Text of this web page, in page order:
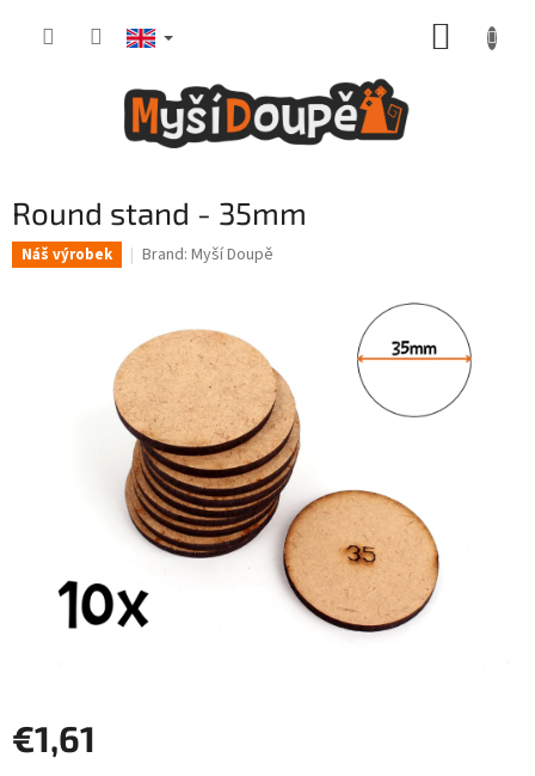
Round stand - 35mm
Náš výrobek Brand: Myší Doupě
€1,61